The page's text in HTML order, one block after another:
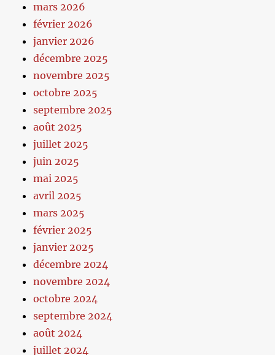
mars 2026
février 2026
janvier 2026
décembre 2025
novembre 2025
octobre 2025
septembre 2025
août 2025
juillet 2025
juin 2025
mai 2025
avril 2025
mars 2025
février 2025
janvier 2025
décembre 2024
novembre 2024
octobre 2024
septembre 2024
août 2024
juillet 2024